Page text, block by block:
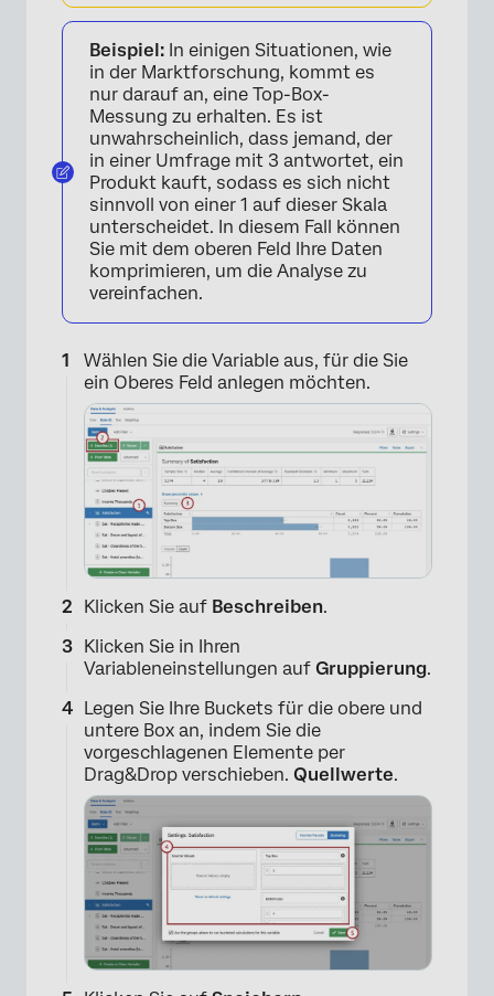
Beispiel: In einigen Situationen, wie
in der Marktforschung, kommt es
nur darauf an, eine Top-Box-
Messung zu erhalten. Es ist
unwahrscheinlich, dass jemand, der
in einer Umfrage mit 3 antwortet, ein
Produkt kauft, sodass es sich nicht
sinnvoll von einer 1 auf dieser Skala
unterscheidet. In diesem Fall können
Sie mit dem oberen Feld Ihre Daten
komprimieren, um die Analyse zu
vereinfachen.
Wählen Sie die Variable aus, für die Sie
ein Oberes Feld anlegen möchten.
Klicken Sie auf Beschreiben.
Klicken Sie in Ihren
Variableneinstellungen auf Gruppierung.
Legen Sie Ihre Buckets für die obere und
untere Box an, indem Sie die
vorgeschlagenen Elemente per
Drag&Drop verschieben. Quellwerte.